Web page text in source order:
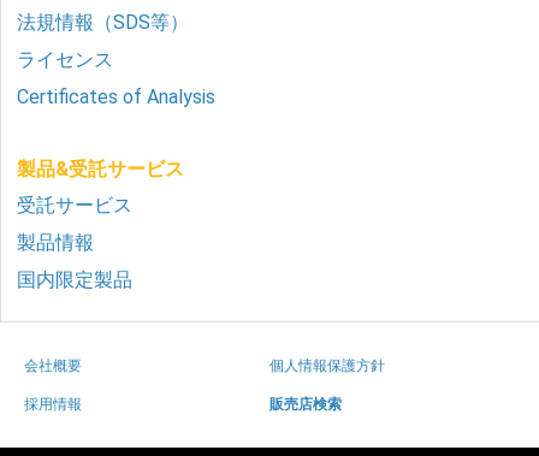
法規情報（SDS等）
ライセンス
Certificates of Analysis
製品&受託サービス
受託サービス
製品情報
国内限定製品
会社概要 個人情報保護方針
採用情報 販売店検索